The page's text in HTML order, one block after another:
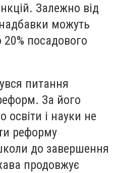
Залежно від
надбавки можуть
20% посадового
питання
За його
освіти і науки не
реформу
до завершення
продовжує